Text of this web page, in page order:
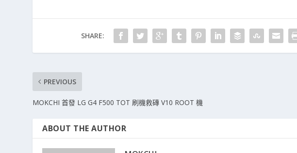
SHARE:
PREVIOUS
MOKCHI 首發 LG G4 F500 TOT 刷機救磚 V10 ROOT 機
ABOUT THE AUTHOR